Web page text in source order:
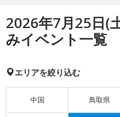
2026年7月25日(
みイベント一覧
エリアを絞り込む
中国 鳥取県